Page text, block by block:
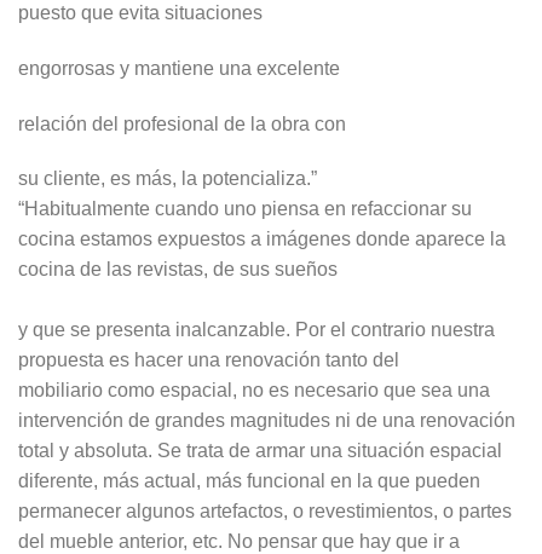
puesto que evita situaciones
engorrosas y mantiene una excelente
relación del profesional de la obra con
su cliente, es más, la potencializa.”
“Habitualmente cuando uno piensa en refaccionar su
cocina estamos expuestos a imágenes donde aparece la
cocina de las revistas, de sus sueños
y que se presenta inalcanzable. Por el contrario nuestra
propuesta es hacer una renovación tanto del
mobiliario como espacial, no es necesario que sea una
intervención de grandes magnitudes ni de una renovación
total y absoluta. Se trata de armar una situación espacial
diferente, más actual, más funcional en la que pueden
permanecer algunos artefactos, o revestimientos, o partes
del mueble anterior, etc. No pensar que hay que ir a